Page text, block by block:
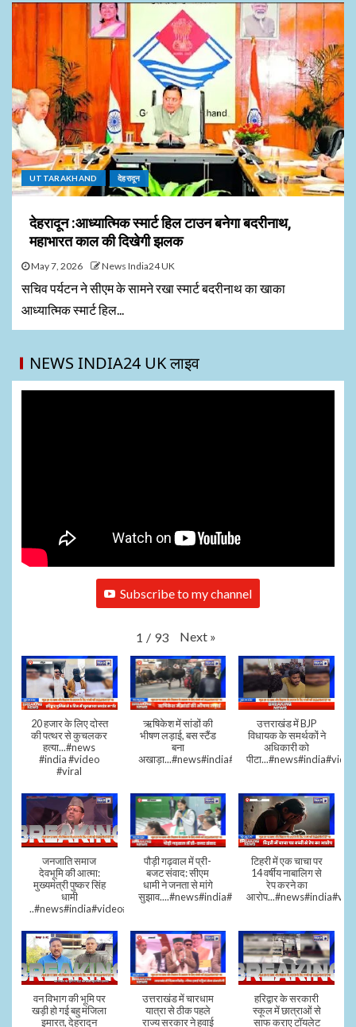
UTTARAKHAND देहरादून
देहरादून :आध्यात्मिक स्मार्ट हिल टाउन बनेगा बदरीनाथ,
महाभारत काल की दिखेगी झलक
May 7, 2026 News India24 UK
सचिव पर्यटन ने सीएम के सामने रखा स्मार्ट बदरीनाथ का खाका
आध्यात्मिक स्मार्ट हिल...
NEWS INDIA24 UK लाइव
Subscribe to my channel
1 / 93 Next »
20 हजार के लिए दोस्त
की पत्थर से कुचलकर
हत्या...#news
#india #video
#viral
ऋषिकेश में सांडों की
भीषण लड़ाई, बस स्टैंड
बना
अखाड़ा...#news#india#video#viral
उत्तराखंड में BJP
विधायक के समर्थकों ने
अधिकारी को
जनजाति समाज
देवभूमि की आत्मा:
मुख्यमंत्री पुष्कर सिंह
धामी
..#news#india#video#viral
पौड़ी गढ़वाल में प्री-
बजट संवाद: सीएम
धामी ने जनता से मांगे
सुझाव....#news#india#video#viral
टिहरी में एक चाचा पर
14 वर्षीय नाबालिग से
रेप करने का
वन विभाग की भूमि पर
खड़ी हो गई बहु मंजिला
इमारत, देहरादून
उत्तराखंड में चारधाम
यात्रा से ठीक पहले
राज्य सरकार ने हवाई
हरिद्वार के सरकारी
स्कूल में छात्राओं से
साफ कराए टॉयलेट